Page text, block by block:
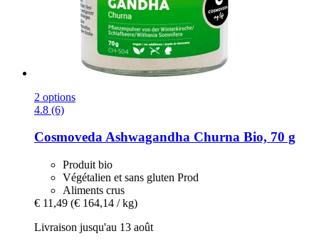
2 options
4.8 (6)
CosmovedaAshwagandha Churna Bio, 70 g
Produit bio
Végétalien et sans gluten Prod
Aliments crus
€ 11,49 (€ 164,14 / kg)
Livraison jusqu'au 13 août